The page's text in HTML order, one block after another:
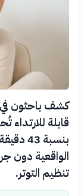
كشف باحثون
الواقعية دون
تنظيم التوتر.